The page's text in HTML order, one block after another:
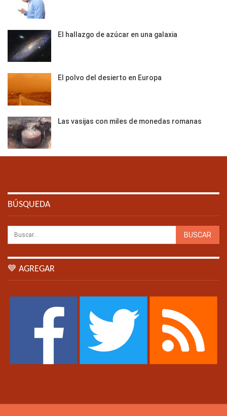
El hallazgo de azúcar en una galaxia
El polvo del desierto en Europa
Las vasijas con miles de monedas romanas
BÚSQUEDA
💙 AGREGAR